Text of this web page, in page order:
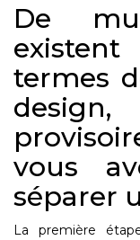
De
termes
vous
séparer
La première